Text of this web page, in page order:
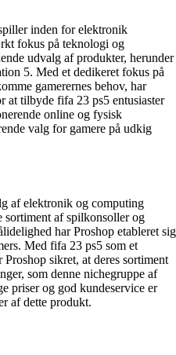
inden for elektronik
fokus på teknologi og
udvalg af produkter, herunder
5. Med et dedikeret fokus på
gamerernes behov, har
at tilbyde fifa 23 ps5 entusiaster
online og fysisk
valg for gamere på udkig
af elektronik og computing
sortiment af spilkonsoller og
har Proshop etableret sig
Med fifa 23 ps5 som et
sikret, at deres sortiment
som denne nichegruppe af
priser og god kundeservice er
af dette produkt.